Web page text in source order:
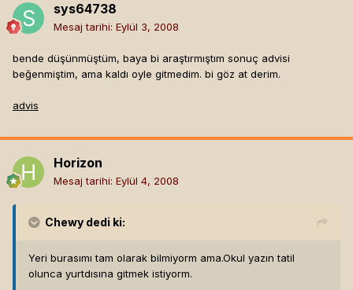
sys64738
Mesaj tarihi: Eylül 3, 2008
bende düşünmüştüm, baya bi araştırmıştım sonuç advisi
beğenmiştim, ama kaldı oyle gitmedim. bi göz at derim.
advis
Horizon
Mesaj tarihi: Eylül 4, 2008
Chewy dedi ki:
Yeri burasımı tam olarak bilmiyorm ama.Okul yazın tatil
olunca yurtdısına gitmek istiyorm.